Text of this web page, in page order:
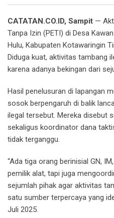
CATATAN.CO.ID, Sampit —
Tanpa Izin (PETI) di Desa
Hulu, Kabupaten Kotawaringin
Diduga kuat, aktivitas tambang
karena adanya bekingan dari
Hasil penelusuran di lapangan
sosok berpengaruh di balik
ilegal tersebut. Mereka disebut
sekaligus koordinator dana
tidak terganggu.
“Ada tiga orang berinisial GN,
pemilik alat, tapi juga
sejumlah pihak agar aktivitas
satu sumber terpercaya yang
Juli 2025.